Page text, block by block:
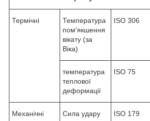
Термічні
Температура
пом'якшення
вікату (за
Віка)
ISO 306
температура
теплової
деформації
ISO 75
Механічні Сила удару ISO 179